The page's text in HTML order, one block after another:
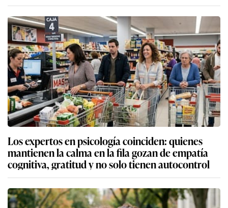
Los expertos en psicología coinciden: quienes
mantienen la calma en la fila gozan de empatía
cognitiva, gratitud y no solo tienen autocontrol